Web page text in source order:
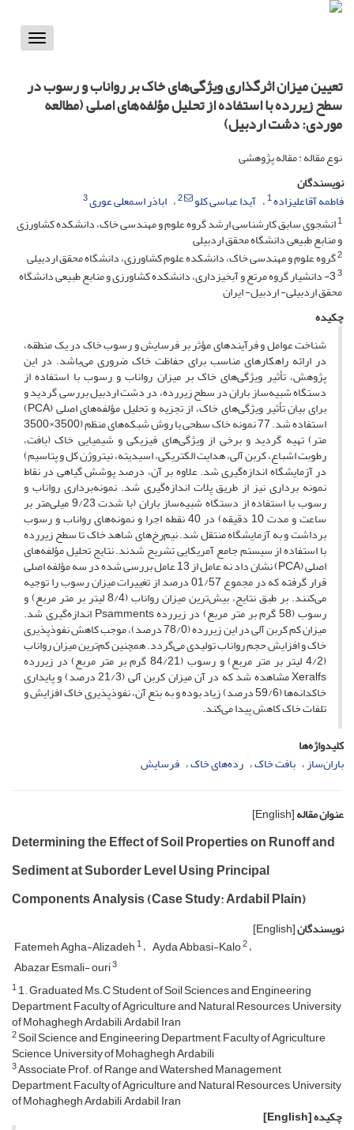
Toggle
تعیین میزان اثر‌گذاری ویژگی‌های خاک بر رواناب و رسوب در
سطح زیررده با استفاده از تحلیل مؤلفه‌های اصلی (مطالعه
موردی: دشت اردبیل)
نوع مقاله : مقاله پژوهشی
نویسندگان
فاطمه آقاعلیزاده1 آیدا عباسی کلو 2 اباذر اسمعلی عوری3
1انشجوی سابق کارشناسی ارشد گروه علوم و مهندسی خاک، دانشکده کشاورزی
و منابع طبیعی دانشگاه محقق اردبیلی
2گروه علوم و مهندسی خاک، دانشکده علوم کشاورزی، دانشگاه محقق اردبیلی
3 3- دانشیار گروه مرتع و آبخیزداری، دانشکده کشاورزی و منابع طبیعی دانشگاه
محقق اردبیلی- اردبیل- ایران
چکیده
شناخت عوامل و فرآیندهای مؤثر بر فرسایش و رسوب خاک در یک منطقه،
در ارائه راهکارهای مناسب برای حفاظت خاک ضروری می‌باشد. در این
پژوهش، تأثیر ویژگی‌های خاک بر میزان رواناب و رسوب با استفاده از
دستگاه شبیه‌ساز باران در سطح زیر‌رده، در دشت اردبیل بررسی گردید و
برای بیان تأثیر ویژگی‌های خاک، از تجزیه و تحلیل مؤلفه‌های اصلی (PCA)
استفاده شد. 77 نمونه خاک سطحی با روش شبکه‌های منظم (3500×3500
متر) تهیه گردید و برخی از ویژگی‌های فیزیکی و شیمیایی خاک (بافت،
رطوبت اشباع، کربن آلی، هدایت الکتریکی، اسیدیته، نیتروژن کل و پتاسیم)
در آزمایشگاه اندازه‌گیری شد. علاوه بر آن، درصد پوشش گیاهی در نقاط
نمونه برداری نیز از طریق پلات اندازه‌گیری شد. نمونه‌برداری رواناب و
رسوب با استفاده از دستگاه شبیه‌ساز باران (با شدت 9/23 میلی‌متر بر
ساعت و مدت 10 دقیقه) در 40 نقطه اجرا و نمونه‌های رواناب و رسوب
برداشت و به آزمایشگاه منتقل شد. نیم‌رخ‌‌های شاهد خاک تا سطح زیر‌رده
با استفاده از سیستم جامع آمریکایی تشریح شدند. نتایج تحلیل مؤلفه‌های
اصلی (PCA) نشان داد نه عامل از 13 عامل بررسی شده در سه مؤلفه اصلی
قرار گرفته که در مجموع 01/57 درصد از تغییرات میزان رسوب را توجیه
می‌کنند. بر طبق نتایج، بیش‌ترین میزان رواناب (8/4 لیتر بر متر مربع) و
رسوب (58 گرم بر متر مربع) در ‌زیررده Psamments اندازه‌گیری شد.
میزان کم کربن آلی در این زیر‌رده (78/0 درصد)، موجب کاهش نفوذ‌پذیری
خاک و افزایش حجم رواناب تولیدی می‌گردد. همچنین کم‌ترین میزان رواناب
(4/2 لیتر بر متر مربع) و رسوب (84/21 گرم بر متر مربع) در زیر‌رده
Xeralfs مشاهده شد که در آن میزان کربن آلی (21/3 درصد) و پایداری
خاکدانه‌ها (59/6 درصد) زیاد بوده و به بتع آن، نفوذ‌پذیری خاک افزایش و
تلفات خاک کاهش پیدا می‌کند.
کلیدواژه‌ها
باران‌ساز بافت خاک رده‌های خاک فرسایش
عنوان مقاله[English]
Determining the Effect of Soil Properties on Runoff and
Sediment at Suborder Level Using Principal
Components Analysis (Case Study: Ardabil Plain)
نویسندگان[English]
Fatemeh Agha-Alizadeh1 Ayda Abbasi-Kalo2
Abazar Esmali- ouri3
11. Graduated Ms.C Student, of Soil Sciences and Engineering
Department, Faculty of Agriculture and Natural Resources, University
of Mohaghegh Ardabili, Ardabil, Iran
2Soil Science and Engineering Department, Faculty of Agriculture
Science, University of Mohaghegh Ardabili
3Associate Prof. of Range and Watershed Management
Department, Faculty of Agriculture and Natural Resources, University
of Mohaghegh Ardabili, Ardabil, Iran
چکیده[English]